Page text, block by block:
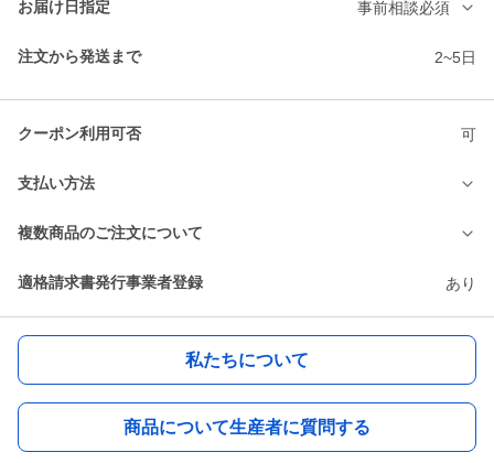
お届け日指定 事前相談必須
注文から発送まで 2~5日
クーポン利用可否 可
支払い方法
複数商品のご注文について
適格請求書発行事業者登録 あり
私たちについて
商品について生産者に質問する